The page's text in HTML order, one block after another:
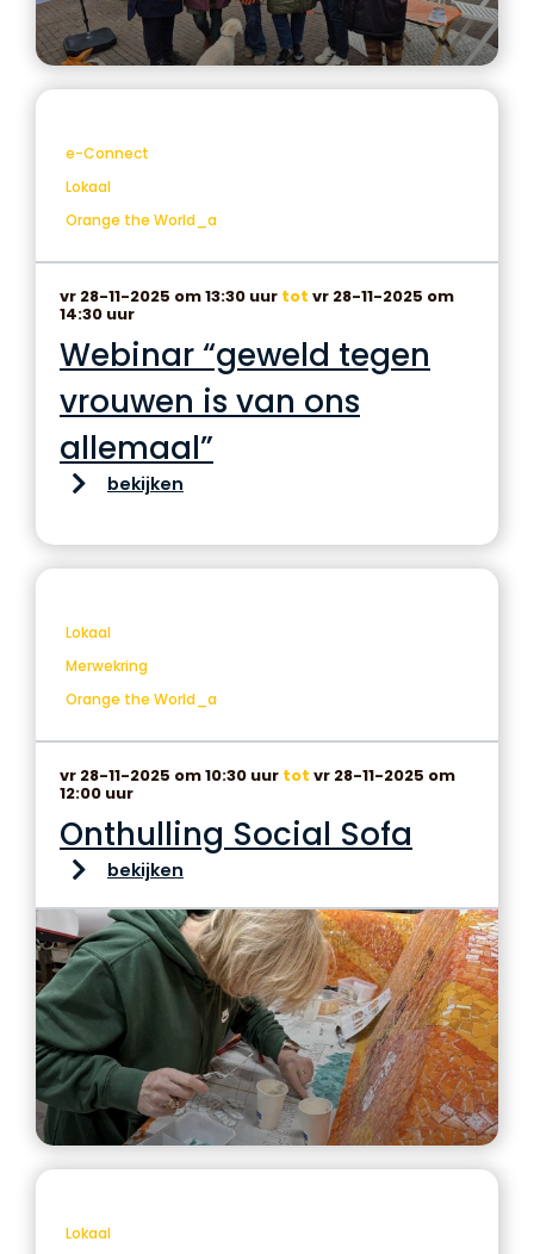
e-Connect
Lokaal
Orange the World_a
vr 28-11-2025 om 13:30 uur tot vr 28-11-2025 om
14:30 uur
Webinar “geweld tegen
vrouwen is van ons
allemaal”
bekijken
Lokaal
Merwekring
Orange the World_a
vr 28-11-2025 om 10:30 uur tot vr 28-11-2025 om
12:00 uur
Onthulling Social Sofa
bekijken
Lokaal